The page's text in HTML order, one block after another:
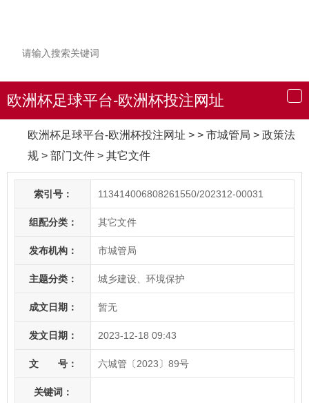
导
航
欧洲杯足球平台-欧洲杯投注网址
欧洲杯足球平台-欧洲杯投注网址 > > 市城管局 > 政策法
规 > 部门文件 > 其它文件
索引号： 113414006808261550/202312-00031
组配分类： 其它文件
发布机构： 市城管局
主题分类： 城乡建设、环境保护
成文日期： 暂无
发文日期： 2023-12-18 09:43
文 号： 六城管〔2023〕89号
关键词：